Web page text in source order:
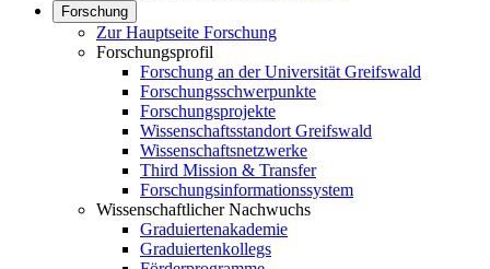
Forschung
Zur Hauptseite Forschung
Forschungsprofil
Forschung an der Universität Greifswald
Forschungsschwerpunkte
Forschungsprojekte
Wissenschaftsstandort Greifswald
Wissenschaftsnetzwerke
Third Mission & Transfer
Forschungsinformationssystem
Wissenschaftlicher Nachwuchs
Graduiertenakademie
Graduiertenkollegs